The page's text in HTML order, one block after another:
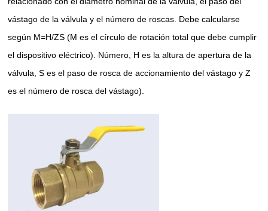
vástago de la válvula y el número de roscas. Debe calcularse
según M=H/ZS (M es el círculo de rotación total que debe cumplir
el dispositivo eléctrico). Número, H es la altura de apertura de la
válvula, S es el paso de rosca de accionamiento del vástago y Z
es el número de rosca del vástago).